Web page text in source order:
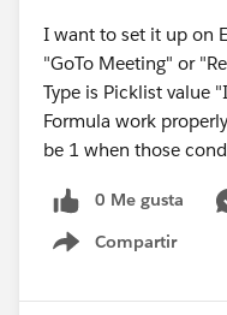
I want to set it up on
"GoTo Meeting" or
Type is Picklist value
Formula work
be 1 when those
0 Me gusta
Compartir
Show menu